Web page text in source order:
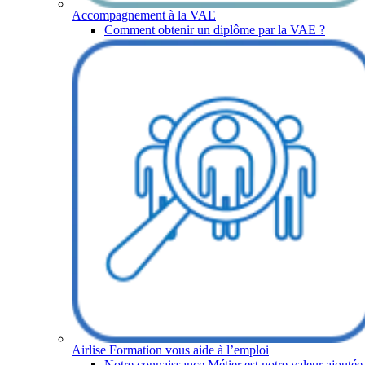
Accompagnement à la VAE
Comment obtenir un diplôme par la VAE ?
Airlise Formation vous aide à l’emploi